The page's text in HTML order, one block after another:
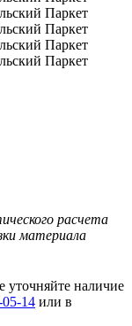
расчета
материала
уточняйте наличие
14 или в